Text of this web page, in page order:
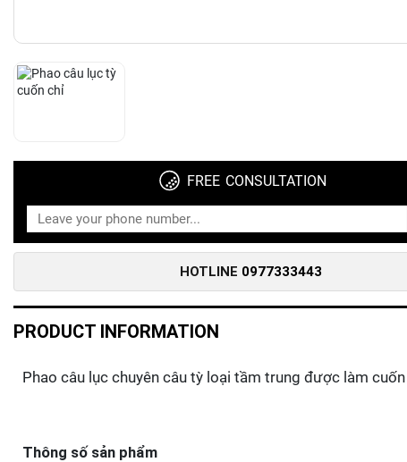
FREE CONSULTATION
HOTLINE 0977333443
PRODUCT INFORMATION
Phao câu lục chuyên câu tỳ loại tầm trung được làm
Thông số sản phẩm